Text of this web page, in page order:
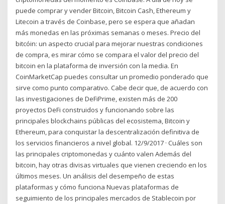
puede comprar y vender Bitcoin, Bitcoin Cash, Ethereum y
Litecoin a través de Coinbase, pero se espera que añadan
más monedas en las próximas semanas o meses. Precio del
bitcóin: un aspecto crucial para mejorar nuestras condiciones
de compra, es mirar cómo se compara el valor del precio del
bitcoin en la plataforma de inversión con la media. En
CoinMarketCap puedes consultar un promedio ponderado que
sirve como punto comparativo. Cabe decir que, de acuerdo con
las investigaciones de DeFiPrime, existen más de 200
proyectos DeFi construidos y funcionando sobre las
principales blockchains públicas del ecosistema, Bitcoin y
Ethereum, para conquistar la descentralización definitiva de
los servicios financieros a nivel global. 12/9/2017 · Cuáles son
las principales criptomonedas y cuánto valen Además del
bitcoin, hay otras divisas virtuales que vienen creciendo en los
últimos meses. Un análisis del desempeño de estas
plataformas y cómo funciona Nuevas plataformas de
seguimiento de los principales mercados de Stablecoin por